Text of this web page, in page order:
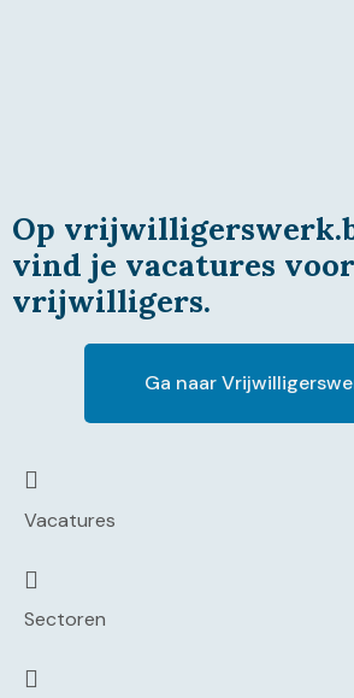
Op
vind je vacatures voor
vrijwilligers.
Ga naar
Vacatures
Sectoren